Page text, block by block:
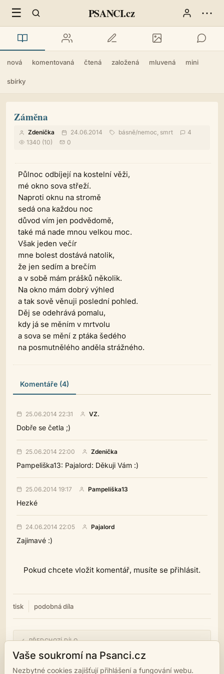
☰ PSANCI.cz ⋯
nová komentovaná čtená založená mluvená mini
sbírky
Záměna
Zdenička 24.06.2014 básně/nemoc, smrt
4
1340 (10)
0
Půlnoc odbíjejí na kostelní věži,
mé okno sova střeží.
Naproti oknu na stromě
sedá ona každou noc
důvod vím jen podvědomě,
také má nade mnou velkou moc.
Však jeden večír
mne bolest dostává natolik,
že jen sedím a brečím
a v sobě mám prášků několik.
Na okno mám dobrý výhled
a tak sově věnuji poslední pohled.
Děj se odehrává pomalu,
kdy já se měním v mrtvolu
a sova se mění z ptáka šedého
na posmutnělého anděla strážného.
Komentáře (4)
25.06.2014 22:31 VZ.
Dobře se četla ;)
25.06.2014 22:00 Zdenička
Pampeliška13: Pajalord: Děkuji Vám :)
25.06.2014 19:17 Pampeliška13
Hezké
24.06.2014 22:05 Pajalord
Zajimavé :)
Pokud chcete vložit komentář, musíte se přihlásit.
tisk podobná díla
← PŘEDCHOZÍ DÍLO
Pouhý závoj zůstává
Vaše soukromí na Psanci.cz
Nezbytné cookies zajišťují přihlášení a fungování webu.